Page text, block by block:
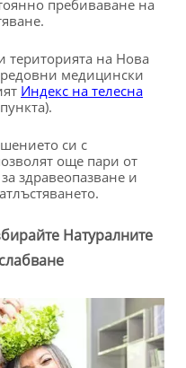
пребиваване на
територията на Нова
медицински
Индекс на телесна
си с
още пари от
здравеопазване и
Натуралните